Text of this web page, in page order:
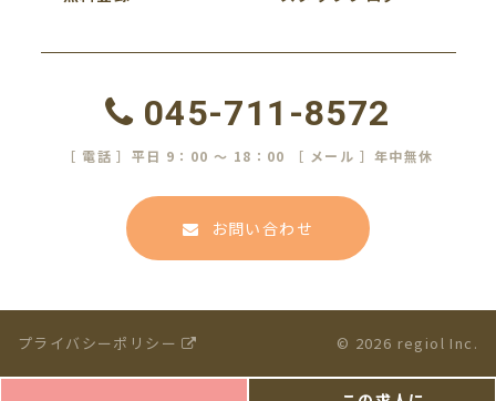
045-711-8572
［ 電話 ］平日 9：00 ～ 18：00 ［ メール ］年中無休
お問い合わせ
プライバシーポリシー © 2026 regiol Inc.